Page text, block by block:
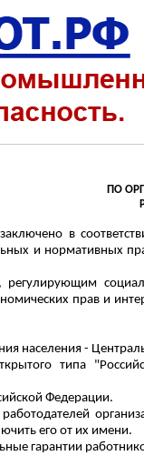
ПО
в
и нормативных
регулирующим
прав и
населения -
типа
Федерации.
его от их имени.
гарантии